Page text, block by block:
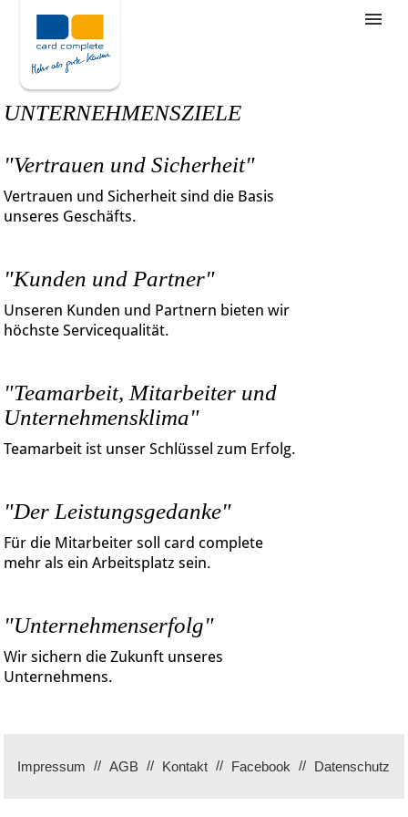
Stellenangebote
Unternehmensziele
Wie bewerbe ich mich
UNTERNEHMENSZIELE
"Vertrauen und Sicherheit"
Vertrauen und Sicherheit sind die Basis
unseres Geschäfts.
"Kunden und Partner"
Unseren Kunden und Partnern bieten wir
höchste Servicequalität.
"Teamarbeit, Mitarbeiter und
Unternehmensklima"
Teamarbeit ist unser Schlüssel zum Erfolg.
"Der Leistungsgedanke"
Für die Mitarbeiter soll card complete
mehr als ein Arbeitsplatz sein.
"Unternehmenserfolg"
Wir sichern die Zukunft unseres
Unternehmens.
Impressum AGB Kontakt Facebook Datenschutz